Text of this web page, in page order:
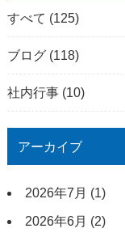
すべて (125)
ブログ(118)
社内行事(10)
アーカイブ
2026年7月 (1)
2026年6月 (2)